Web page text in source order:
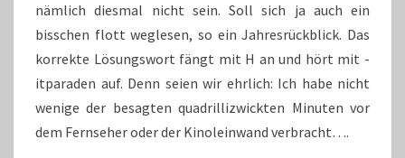
nämlich diesmal nicht sein. Soll sich ja auch ein
bisschen flott weglesen, so ein Jahresrückblick. Das
korrekte Lösungswort fängt mit H an und hört mit -
itparaden auf. Denn seien wir ehrlich: Ich habe nicht
wenige der besagten quadrillizwickten Minuten vor
dem Fernseher oder der Kinoleinwand verbracht….